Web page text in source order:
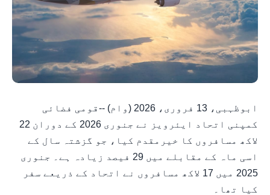
ابوظہبی، 13 فروری، 2026 (وام) --قومی فضائی
کمپنی اتحاد ایئرویز نے جنوری 2026 کے دوران 22
لاکھ مسافروں کا خیرمقدم کیا، جو گزشتہ سال کے
اسی ماہ کے مقابلے میں 29 فیصد زیادہ ہے۔ جنوری
2025 میں 17 لاکھ مسافروں نے اتحاد کے ذریعے سفر
کیا تھا۔